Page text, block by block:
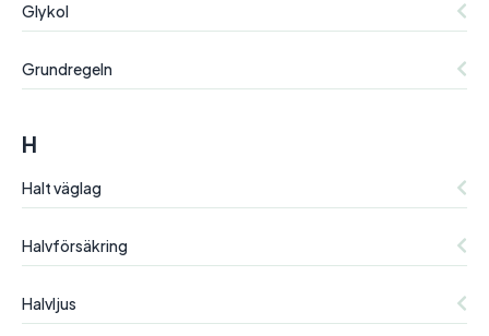
Glykol
Grundregeln
H
Halt väglag
Halvförsäkring
Halvljus